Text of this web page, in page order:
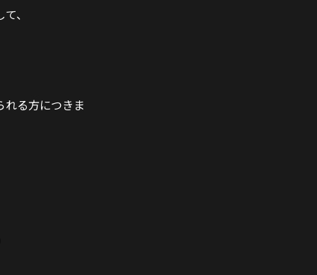
、
れる方につきま